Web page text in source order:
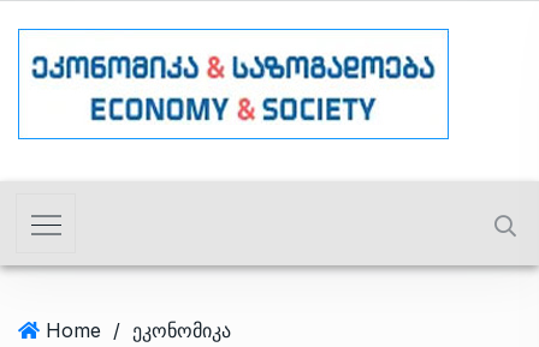
Home / ეკონომიკა